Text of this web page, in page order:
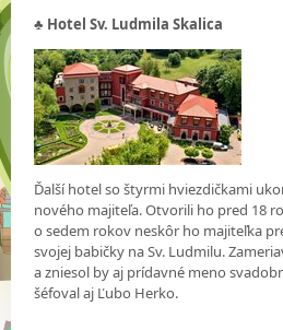
♣ Hotel Sv. Ludmila Skalica
Ďalší hotel so štyrmi hviezdičkami
nového majiteľa. Otvorili ho pred 18
o sedem rokov neskôr ho majiteľka
svojej babičky na Sv. Ludmilu.
a zniesol by aj prídavné meno
šéfoval aj Ľubo Herko.